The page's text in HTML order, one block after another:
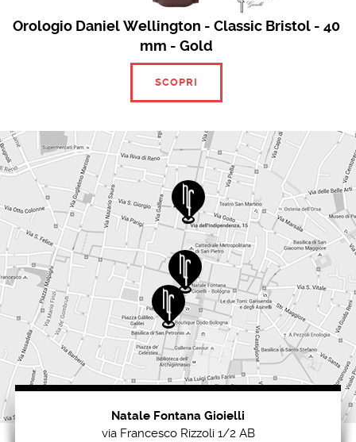
Orologio Daniel Wellington - Classic Bristol - 40
mm - Gold
SCOPRI
Natale Fontana Gioielli
via Francesco Rizzoli 1/2 AB